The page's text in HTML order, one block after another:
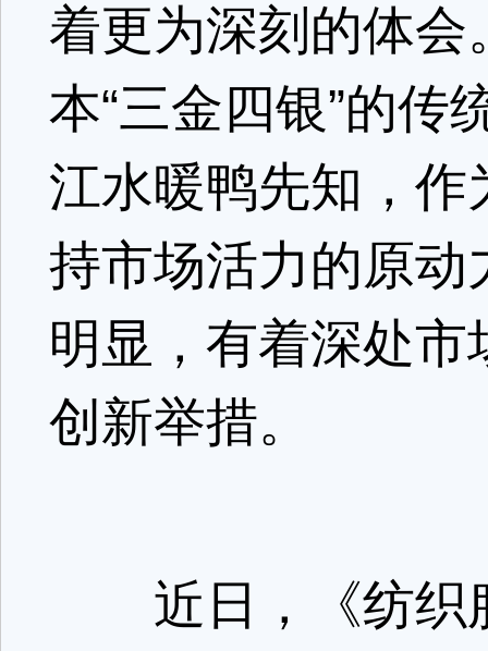
着更为深刻的体
本“三金四银”的传
江水暖鸭先知，
持市场活力的原
明显，有着深处
创新举措。
近日，《纺织